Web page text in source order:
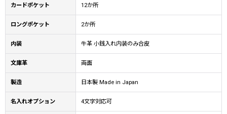
カードポケット 12か所
ロングポケット 2か所
内装 牛革 小銭入れ内装のみ合皮
文庫革 両面
製造 日本製 Made in Japan
名入れオプション 4文字対応可